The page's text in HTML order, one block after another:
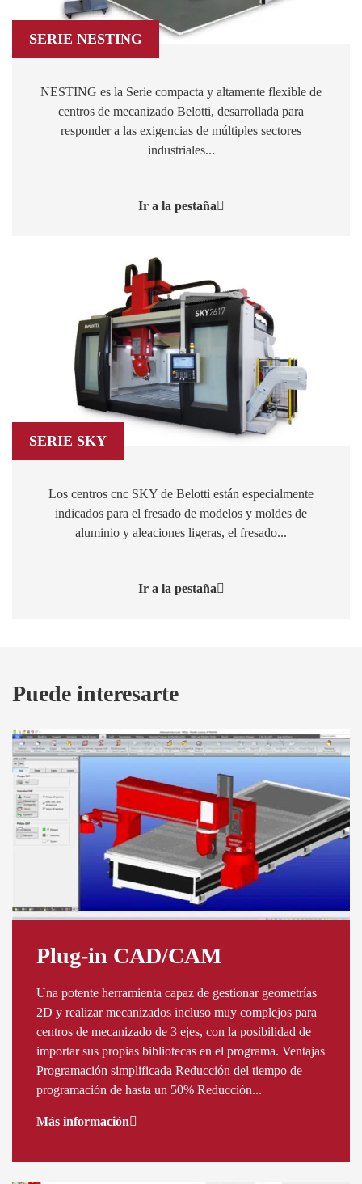
SERIE NESTING
NESTING es la Serie compacta y altamente flexible de
centros de mecanizado Belotti, desarrollada para
responder a las exigencias de múltiples sectores
industriales...
Ir a la pestaña
SERIE SKY
Los centros cnc SKY de Belotti están especialmente
indicados para el fresado de modelos y moldes de
aluminio y aleaciones ligeras, el fresado...
Ir a la pestaña
Puede interesarte
Plug-in CAD/CAM
Una potente herramienta capaz de gestionar geometrías
2D y realizar mecanizados incluso muy complejos para
centros de mecanizado de 3 ejes, con la posibilidad de
importar sus propias bibliotecas en el programa. Ventajas
Programación simplificada Reducción del tiempo de
programación de hasta un 50% Reducción...
Más información